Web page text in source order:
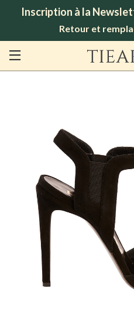
Inscription à la
Retour et